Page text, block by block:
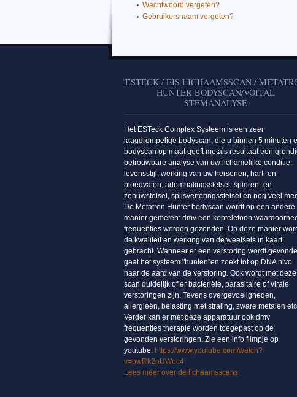
Wachtwoord vergeten?
Gebruikersnaam vergeten?
ESTECK / EIS LICHAAMSSCAN /
HUNTER BODYSCAN/VOITAL
STEMANALYSE
Het ESTeck Complex Systeem is een zeer
laagdrempelige bodyscan, die u binnen 5 minuten
bodyscan op maat geeft metals resultaat een
betrouwbare analyse van uw lichamelijke conditie,
levensstijl, werking van uw hersenen, hart- en
bloedvaten, ademhalingsstelsel, spieren- en
zenuwstelsel, spijsverteringsstelsel en nog veel
De Metatron Hunter bodyscan wordt op een andere
manier gemeten: dmv een koptelefoon
frequenties worden gezonden. Op deze manier
de kwaliteit en werking van de weefsels in kaart
gebracht. Wanneer er een verstoring wordt
gaat het systeem "hunten"en zoekt tot op DNA nivo
naar de aard van de verstoring. Ook wordt met deze
scan duidelijk of er bacteriële, parasitaire of virale
verstoringen zijn. Tevens overgevoeligheden,
allergieën, belasting met straling, zware metalen
Verder kan er met deze apparatuur ook dmv
frequenties therapie worden toegepast op de
gevonden verstoringen. Zie een info filmpje op
youtube: https://www.youtube.com/watch?
v=pwRk2nUWoc4
Lees meer over de lichaamsscans